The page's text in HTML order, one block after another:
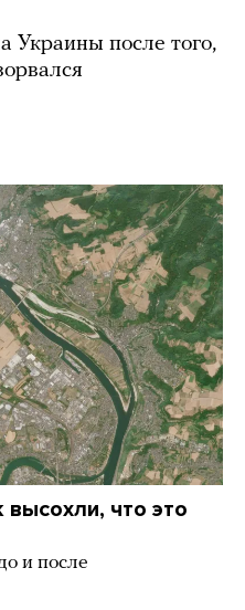
Украины после того,
высохли, что это
и после